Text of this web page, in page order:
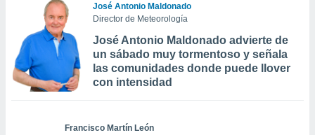
José Antonio Maldonado
Director de Meteorología
José Antonio Maldonado advierte de
un sábado muy tormentoso y señala
las comunidades donde puede llover
con intensidad
Francisco Martín León